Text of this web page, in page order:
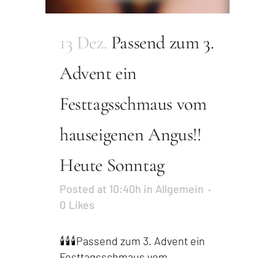
13 Dez. Passend zum 3.
Advent ein
Festtagsschmaus vom
hauseigenen Angus!!
Heute Sonntag
Posted at 10:40h in Allgemein
0 Likes
🕯🕯🕯Passend zum 3. Advent ein